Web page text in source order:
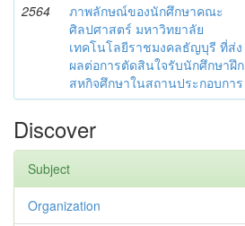
2564
ภาพลักษณ์ของนักศึกษาคณะ
ศิลปศาสตร์ มหาวิทยาลัย
เทคโนโลยีราชมงคลธัญบุรี ที่ส่ง
ผลต่อการตัดสินใจรับนักศึกษาฝึก
สหกิจศึกษาในสถานประกอบการ
Discover
Subject
Organization